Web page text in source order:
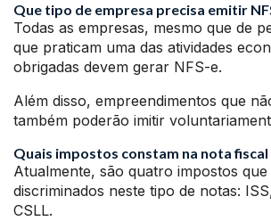
Que tipo de empresa precisa emitir
Todas as empresas, mesmo que de
que praticam uma das atividades
obrigadas devem gerar NFS-e.
Além disso, empreendimentos que
também poderão imitir
Quais impostos constam na nota
Atualmente, são quatro impostos
discriminados neste tipo de notas:
CSLL.